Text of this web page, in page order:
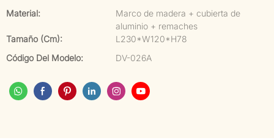
Material:
Marco de madera + cubierta de
aluminio + remaches
Tamaño (cm):
L230*W120*H78
Código Del Modelo:
DV-026A